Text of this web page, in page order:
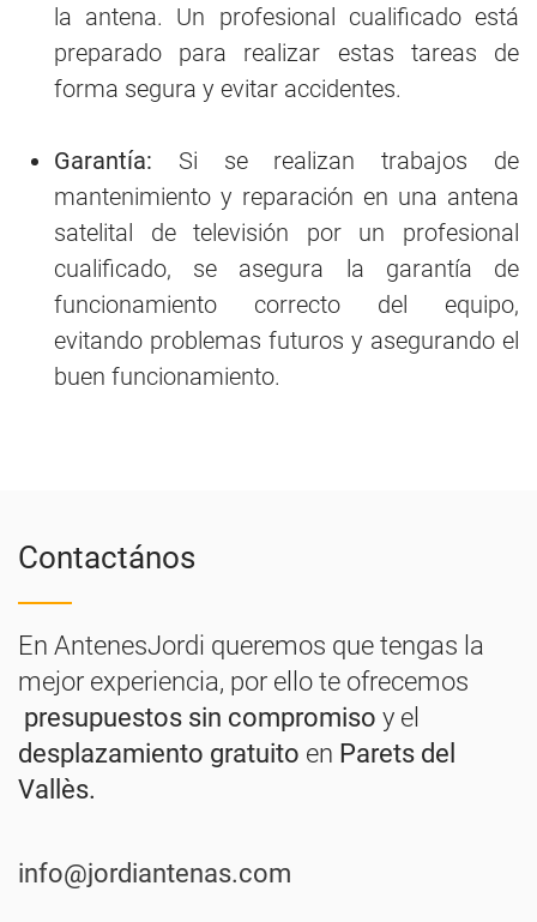
la antena. Un profesional cualificado está
preparado para realizar estas tareas de
forma segura y evitar accidentes.
Garantía: Si se realizan trabajos de
mantenimiento y reparación en una antena
satelital de televisión por un profesional
cualificado, se asegura la garantía de
funcionamiento correcto del equipo,
evitando problemas futuros y asegurando el
buen funcionamiento.
Contactános
En AntenesJordi queremos que tengas la
mejor experiencia, por ello te ofrecemos
presupuestos sin compromiso y el
desplazamiento gratuito en Parets del
Vallès.
info@jordiantenas.com